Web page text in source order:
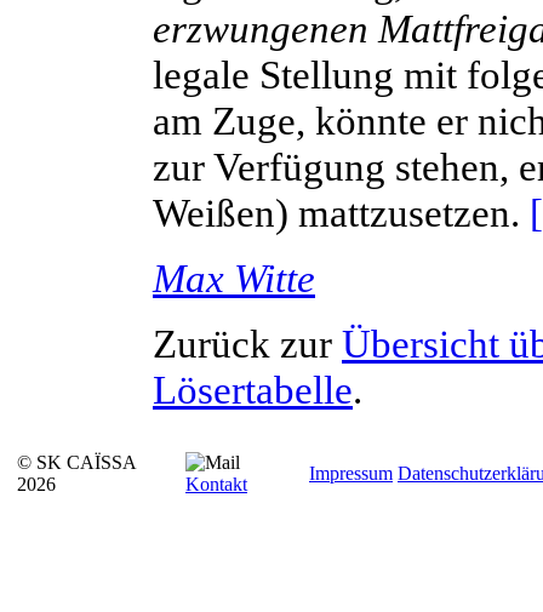
erzwungenen
legale Stellung mit
am Zuge, könnte er
zur Verfügung stehen,
Weißen) mattzusetzen.
Max Witte
Zurück zur Übersicht
Lösertabelle.
© SK CAÏSSA
2026
Kontakt
Impressum